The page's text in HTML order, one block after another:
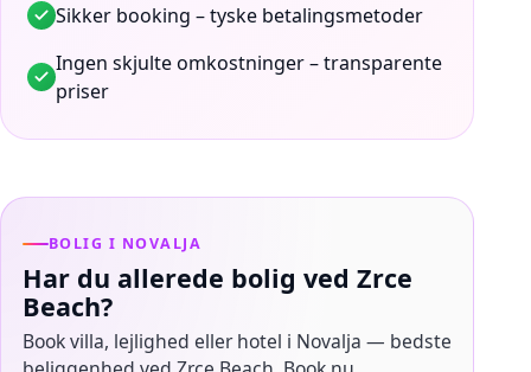
Sikker booking – tyske betalingsmetoder
Ingen skjulte omkostninger – transparente
priser
BOLIG I NOVALJA
Har du allerede bolig ved Zrce
Beach?
Book villa, lejlighed eller hotel i Novalja — bedste